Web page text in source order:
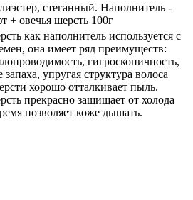
стеганный. Наполнитель -
+ овечья шерсть 100г
как наполнитель используется с
она имеет ряд преимуществ:
гигроскопичность,
запаха, упругая структура волоса
хорошо отталкивает пыль.
прекрасно защищает от холода
позволяет коже дышать.